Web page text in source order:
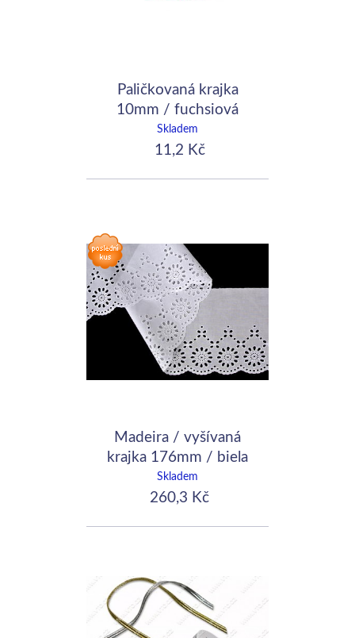
Paličkovaná krajka
10mm / fuchsiová
Skladem
11,2 Kč
Madeira / vyšívaná
krajka 176mm / biela
Skladem
260,3 Kč